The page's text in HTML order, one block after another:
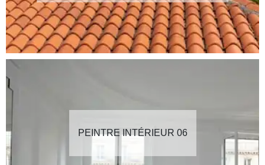
PEINTRE INTÉRIEUR 06